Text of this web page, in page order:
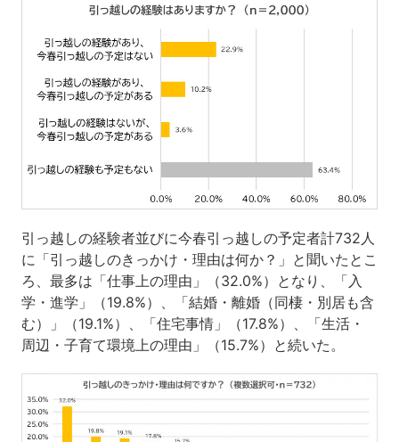
引っ越しの経験者並びに今春引っ越しの予定者計732人
に「引っ越しのきっかけ・理由は何か？」と聞いたとこ
ろ、最多は「仕事上の理由」（32.0%）となり、「入
学・進学」（19.8%）、「結婚・離婚（同棲・別居も含
む）」（19.1%）、「住宅事情」（17.8%）、「生活・
周辺・子育て環境上の理由」（15.7%）と続いた。